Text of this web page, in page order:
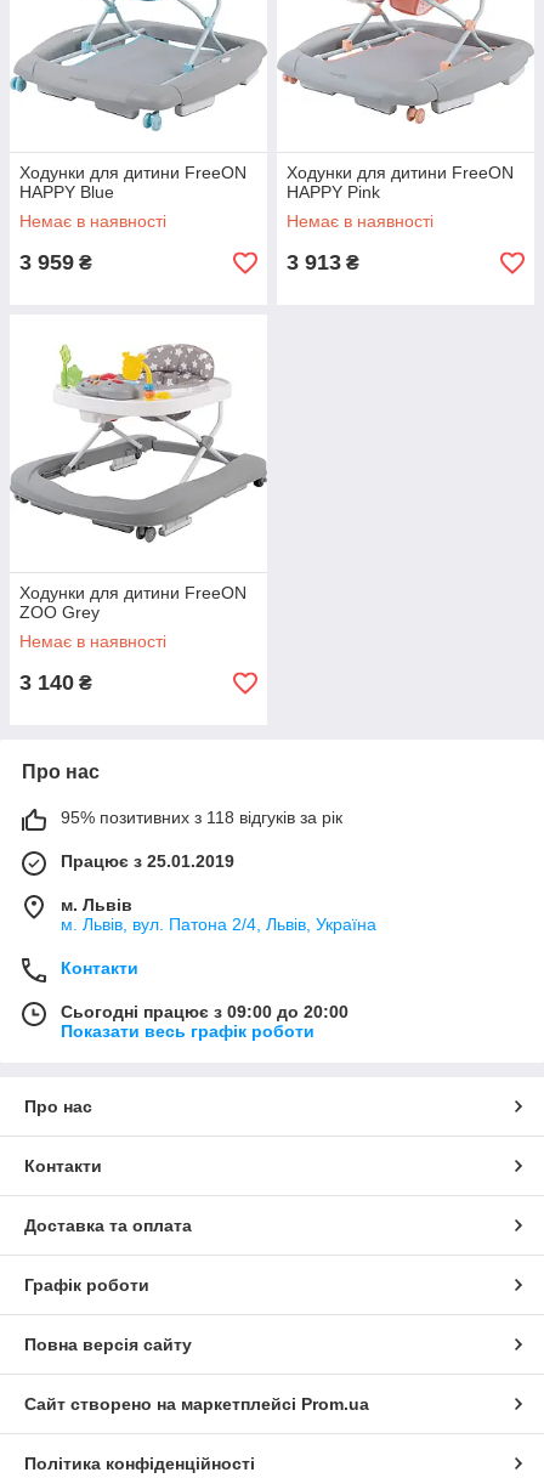
Ходунки для дитини FreeON
HAPPY Blue
Немає в наявності
3 959 ₴
Ходунки для дитини FreeON
HAPPY Pink
Немає в наявності
3 913 ₴
Ходунки для дитини FreeON
ZOO Grey
Немає в наявності
3 140 ₴
Про нас
95% позитивних з 118 відгуків за рік
Працює з 25.01.2019
м. Львів
м. Львів, вул. Патона 2/4, Львів, Україна
Контакти
Сьогодні працює з 09:00 до 20:00
Показати весь графік роботи
Про нас
Контакти
Доставка та оплата
Графік роботи
Повна версія сайту
Сайт створено на маркетплейсі Prom.ua
Політика конфіденційності